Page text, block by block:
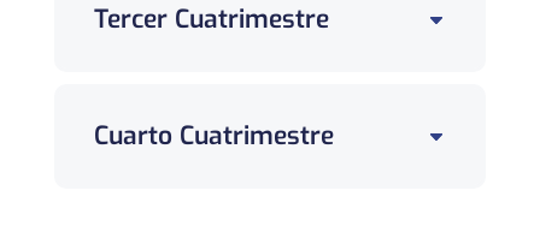
Tercer Cuatrimestre
Cuarto Cuatrimestre